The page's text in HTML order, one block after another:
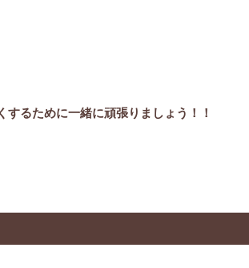
するために一緒に頑張りましょう！！